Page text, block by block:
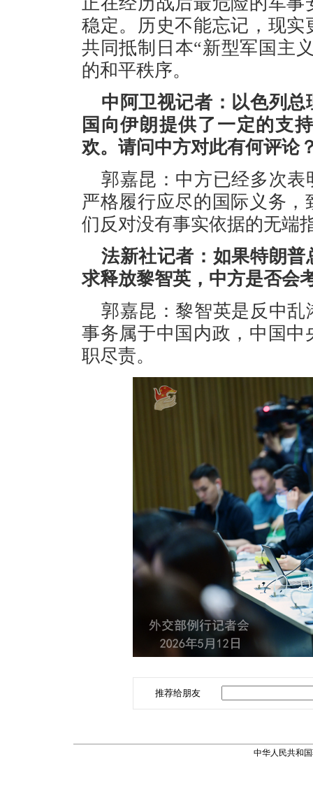
稳定。历史不能忘记，现
共同抵制日本“新型军国主
的和平秩序。
中阿卫视记者：以色列
国向伊朗提供了一定的支
欢。请问中方对此有何评论
郭嘉昆：中方已经多次
严格履行应尽的国际义务
们反对没有事实依据的无端
法新社记者：如果特朗
求释放黎智英，中方是否会
郭嘉昆：黎智英是反中
事务属于中国内政，中国
职尽责。
推荐给朋友
中华人民共和